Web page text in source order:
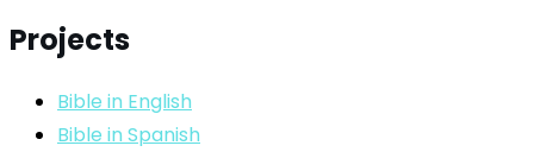
Projects
Bible in English
Bible in Spanish